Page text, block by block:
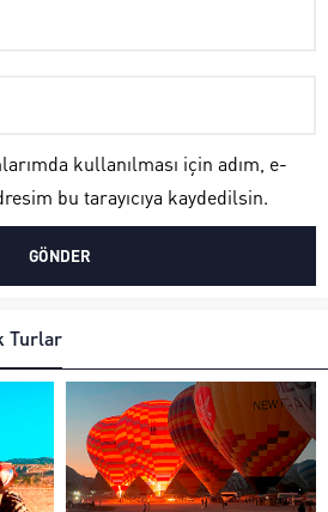
kullanılması için adım, e-
bu tarayıcıya kaydedilsin.
Turlar